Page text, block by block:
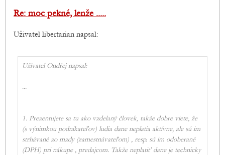
Re: moc pekné, lenže .....
Uživatel libertarian napsal:
Uživatel Ondřej napsal:
...
1. Prezentujete sa tu ako vzdelaný človek, takže dobre viete, že
(s výnimkou podnikateľov) ludia dane neplatia aktívne, ale sú im
strhávané zo mzdy (zamestnávateľom) , resp. sú im odoberané
(DPH) pri nákupe , predajcom. Takže neplatiť dane je technicky